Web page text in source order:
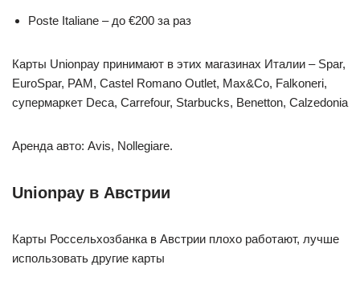
Poste Italiane – до €200 за раз
Карты Unionpay принимают в этих магазинах Италии – Spar,
EuroSpar, PAM, Castel Romano Outlet, Max&Co, Falkoneri,
супермаркет Deca, Carrefour, Starbucks, Benetton, Calzedonia
Аренда авто: Avis, Nollegiare.
Unionpay в Австрии
Карты Россельхозбанка в Австрии плохо работают, лучше
использовать другие карты